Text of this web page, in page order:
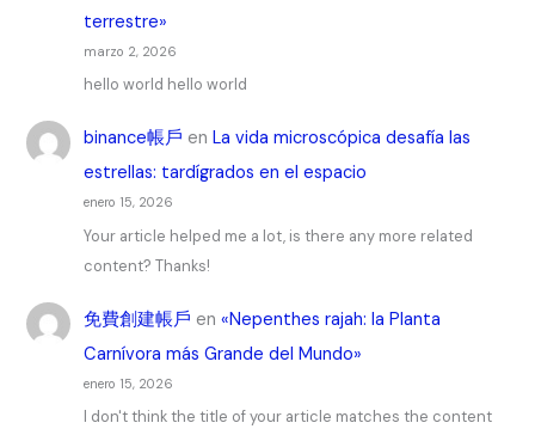
terrestre»
marzo 2, 2026
hello world hello world
binance帳戶 en La vida microscópica desafía las
estrellas: tardígrados en el espacio
enero 15, 2026
Your article helped me a lot, is there any more related
content? Thanks!
免費創建帳戶 en «Nepenthes rajah: la Planta
Carnívora más Grande del Mundo»
enero 15, 2026
I don't think the title of your article matches the content